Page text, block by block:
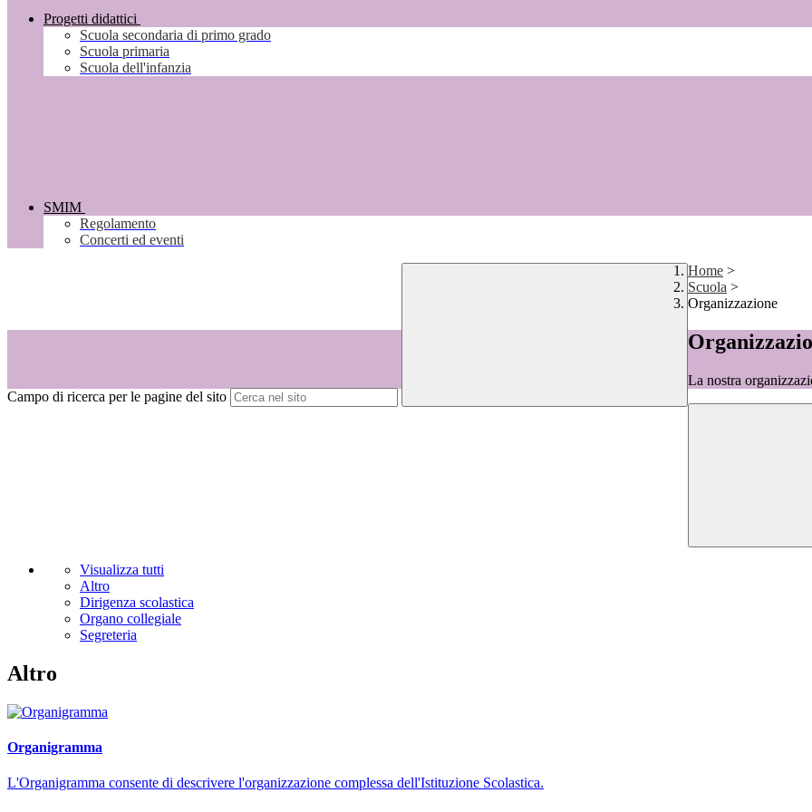
Progetti didattici
Scuola secondaria di primo grado
Scuola primaria
Scuola dell'infanzia
SMIM
Regolamento
Concerti ed eventi
Campo di ricerca per le pagine del sito
Home >
Scuola >
Organizzazione
La nostra
Visualizza tutti
Altro
Dirigenza scolastica
Organo collegiale
Segreteria
Altro
Organigramma
L'Organigramma consente di descrivere l'organizzazione complessa dell'Istituzione Scolastica.